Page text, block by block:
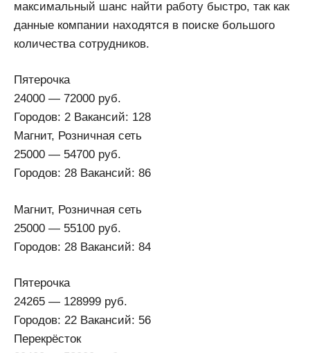
максимальный шанс найти работу быстро, так как
данные компании находятся в поиске большого
количества сотрудников.
Пятерочка
24000 — 72000 руб.
Городов: 2 Вакансий: 128
Магнит, Розничная сеть
25000 — 54700 руб.
Городов: 28 Вакансий: 86
Магнит, Розничная сеть
25000 — 55100 руб.
Городов: 28 Вакансий: 84
Пятерочка
24265 — 128999 руб.
Городов: 22 Вакансий: 56
Перекрёсток